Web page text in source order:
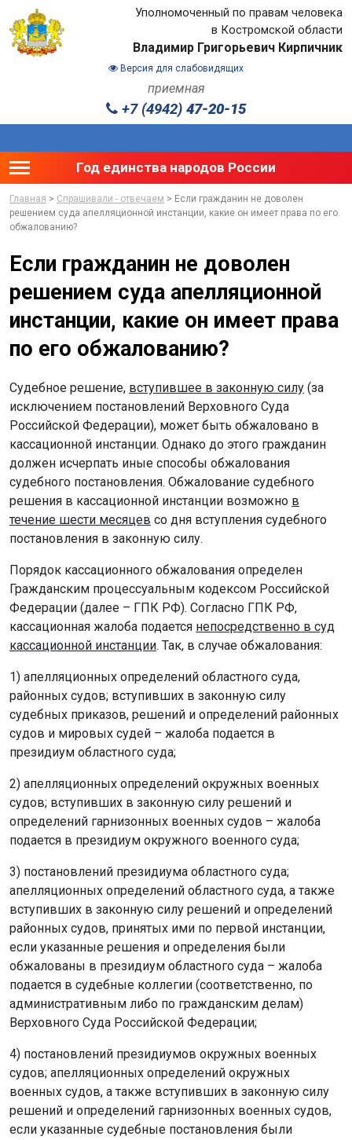
Уполномоченный по правам человека
в Костромской области
Владимир Григорьевич Кирпичник
Версия для слабовидящих
приемная
+7 (4942) 47-20-15
Toggle main menu visibility
Год единства народов России
Главная > Спрашивали - отвечаем > Если гражданин не доволен
решением суда апелляционной инстанции, какие он имеет права по его
обжалованию?
Если гражданин не доволен
решением суда апелляционной
инстанции, какие он имеет права
по его обжалованию?
Судебное решение, вступившее в законную силу (за
исключением постановлений Верховного Суда
Российской Федерации), может быть обжаловано в
кассационной инстанции. Однако до этого гражданин
должен исчерпать иные способы обжалования
судебного постановления. Обжалование судебного
решения в кассационной инстанции возможно в
течение шести месяцев со дня вступления судебного
постановления в законную силу.
Порядок кассационного обжалования определен
Гражданским процессуальным кодексом Российской
Федерации (далее – ГПК РФ). Согласно ГПК РФ,
кассационная жалоба подается непосредственно в суд
кассационной инстанции. Так, в случае обжалования:
1) апелляционных определений областного суда,
районных судов; вступивших в законную силу
судебных приказов, решений и определений районных
судов и мировых судей – жалоба подается в
президиум областного суда;
2) апелляционных определений окружных военных
судов; вступивших в законную силу решений и
определений гарнизонных военных судов – жалоба
подается в президиум окружного военного суда;
3) постановлений президиума областного суда;
апелляционных определений областного суда, а также
вступивших в законную силу решений и определений
районных судов, принятых ими по первой инстанции,
если указанные решения и определения были
обжалованы в президиум областного суда – жалоба
подается в судебные коллегии (соответственно, по
административным либо по гражданским делам)
Верховного Суда Российской Федерации;
4) постановлений президиумов окружных военных
судов; апелляционных определений окружных
военных судов, а также вступивших в законную силу
решений и определений гарнизонных военных судов,
если указанные судебные постановления были